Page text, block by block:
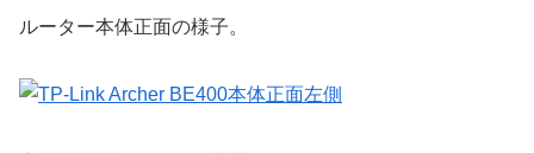
ルーター本体正面の様子。